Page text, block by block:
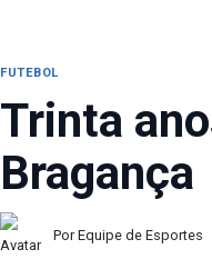
FUTEBOL
Trinta
Bragança
Por Equipe de Esportes